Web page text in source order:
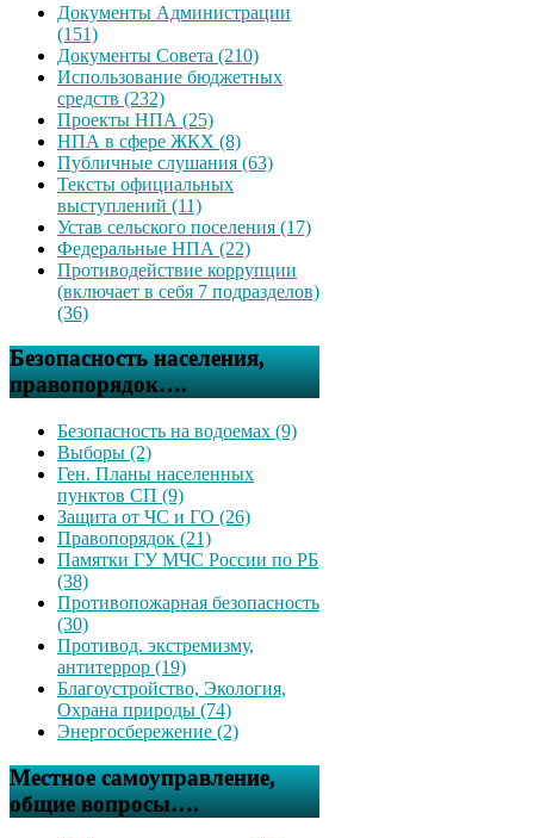
Документы Администрации
(151)
Документы Совета (210)
Использование бюджетных
средств (232)
Проекты НПА (25)
НПА в сфере ЖКХ (8)
Публичные слушания (63)
Тексты официальных
выступлений (11)
Устав сельского поселения (17)
Федеральные НПА (22)
Противодействие коррупции
(включает в себя 7 подразделов)
(36)
Безопасность населения,
правопорядок….
Безопасность на водоемах (9)
Выборы (2)
Ген. Планы населенных
пунктов СП (9)
Защита от ЧС и ГО (26)
Правопорядок (21)
Памятки ГУ МЧС России по РБ
(38)
Противопожарная безопасность
(30)
Противод. экстремизму,
антитеррор (19)
Благоустройство, Экология,
Охрана природы (74)
Энергосбережение (2)
Местное самоуправление,
общие вопросы….